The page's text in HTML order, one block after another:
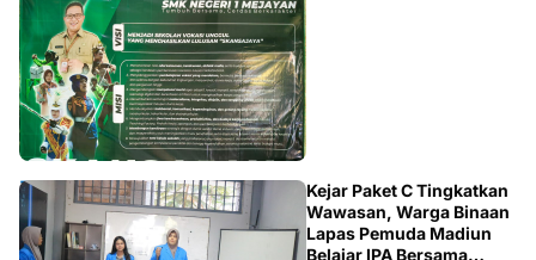
MADIUN
Kejar Paket C Tingkatkan
Wawasan, Warga Binaan
Lapas Pemuda Madiun
Belajar IPA Bersama